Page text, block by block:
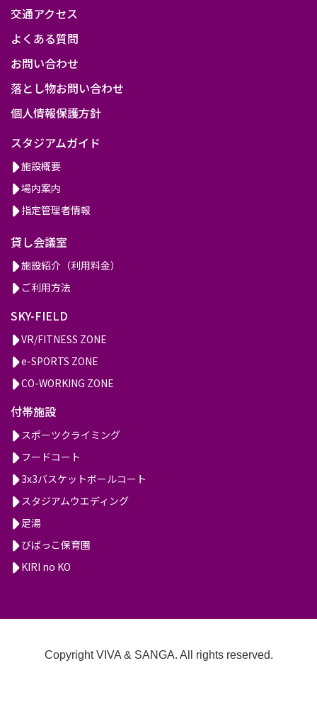
交通アクセス
よくある質問
お問い合わせ
落とし物お問い合わせ
個人情報保護方針
スタジアムガイド
施設概要
場内案内
指定管理者情報
貸し会議室
施設紹介（利用料金）
ご利用方法
SKY-FIELD
VR/FITNESS ZONE
e-SPORTS ZONE
CO-WORKING ZONE
付帯施設
スポーツクライミング
フードコート
3x3バスケットボールコート
スタジアムウエディング
足湯
びばっこ保育園
KIRI no KO
Copyright VIVA & SANGA. All rights reserved.